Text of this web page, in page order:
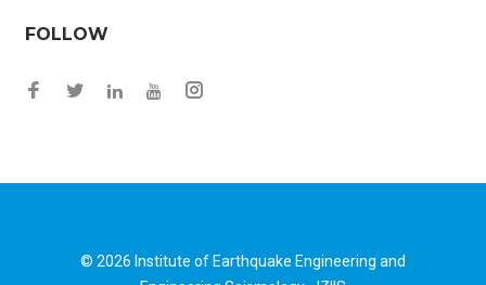
FOLLOW
Facebook
Twitter
Instagram
© 2026 Institute of Earthquake Engineering and